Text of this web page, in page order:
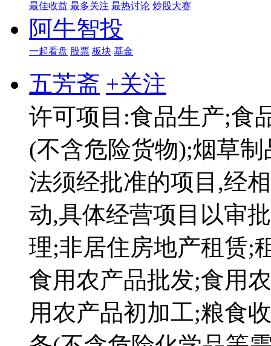
最佳收益 最多关注 最热讨论 炒股大赛
阿牛智投
一起看盘 股票 板块 基金
五芳斋 +关注
许可项目:食品生产;食
(不含危险货物);烟草
法须经批准的项目,经
动,具体经营项目以审
理;非居住房地产租赁;
食用农产品批发;食用
用农产品初加工;粮食